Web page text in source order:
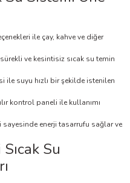
ile çay, kahve ve diğer
ve kesintisiz sıcak su temin
ile suyu hızlı bir şekilde istenilen
kontrol paneli ile kullanımı
sayesinde enerji tasarrufu sağlar ve
Su